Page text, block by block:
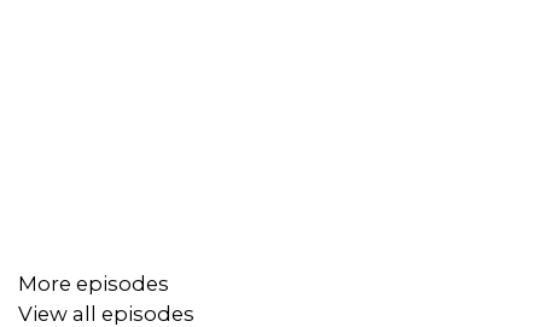
Millionen Euro aus dem PDL-Topf einfach mal
„umgewidmet“ oder auf Deutsch: eiskalt abgezogen. Die
More episodes
View all episodes